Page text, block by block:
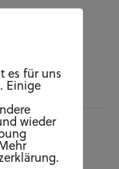
es für uns
Einige
wieder